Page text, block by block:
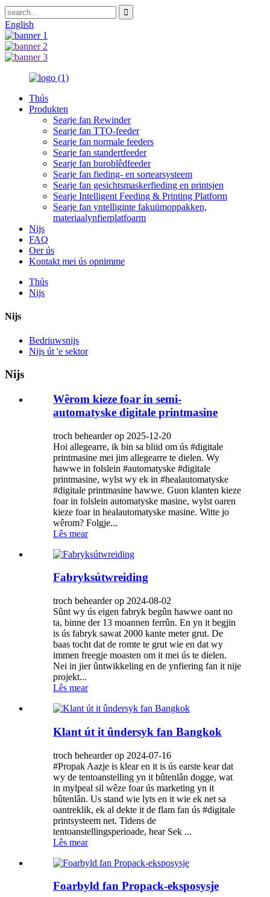
English
Thús
Produkten
Searje fan Rewinder
Searje fan TTO-feeder
Searje fan normale feeders
Searje fan standertfeeder
Searje fan buroblêdfeeder
Searje fan fieding- en sortearsysteem
Searje fan gesichtsmaskerfieding en printsjen
Searje Intelligent Feeding & Printing Platform
Searje fan yntelliginte fakuümoppakken,
materiaalynfierplatfoarm
Nijs
FAQ
Oer ús
Kontakt mei ús opnimme
Thús
Nijs
Nijs
Bedriuwsnijs
Nijs út 'e sektor
Nijs
Wêrom kieze foar in semi-
automatyske digitale printmasine
troch behearder op 2025-12-20
Hoi allegearre, ik bin sa bliid om ús #digitale
printmasine mei jim allegearre te dielen. Wy
hawwe in folslein #automatyske #digitale
printmasine, wylst wy ek in #healautomatyske
#digitale printmasine hawwe. Guon klanten kieze
foar in folslein automatyske masine, wylst oaren
kieze foar in healautomatyske masine. Witte jo
wêrom? Folgje...
Lês mear
Fabryksútwreiding
troch behearder op 2024-08-02
Sûnt wy ús eigen fabryk begûn hawwe oant no
ta, binne der 13 moannen ferrûn. En yn it begjin
is ús fabryk sawat 2000 kante meter grut. De
baas tocht dat de romte te grut wie en dat wy
immen freegje moasten om it mei ús te dielen.
Nei in jier ûntwikkeling en de ynfiering fan it nije
projekt...
Lês mear
Klant út it ûndersyk fan Bangkok
troch behearder op 2024-07-16
#Propak Aazje is klear en it is ús earste kear dat
wy de tentoanstelling yn it bûtenlân dogge, wat
in mylpeal sil wêze foar ús marketing yn it
bûtenlân. Us stand wie lyts en it wie ek net sa
oantreklik, ek al dekte it de flam fan ús #digitale
printsysteem net. Tidens de
tentoanstellingsperioade, hear Sek ...
Lês mear
Foarbyld fan Propack-eksposysje